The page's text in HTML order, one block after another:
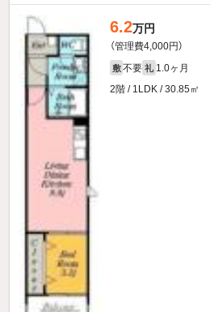
6.2万円
（管理費4,000円）
敷 不要 礼 1.0ヶ月
2階 / 1LDK / 30.85㎡